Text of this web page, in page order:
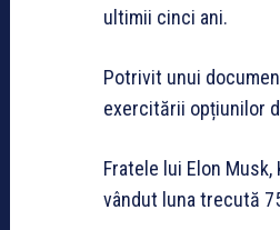
ultimii cinci ani.
Potrivit unui
exercitării opțiunilor
Fratele lui Elon
vândut luna trecută